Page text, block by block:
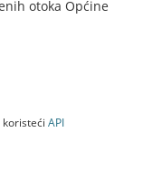
otoka Općine
API